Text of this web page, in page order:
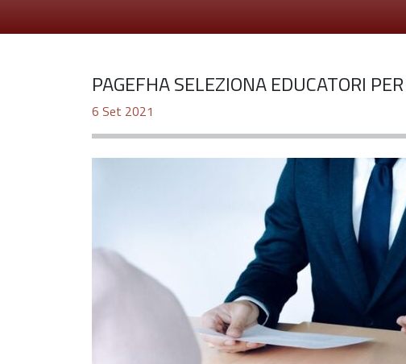
PAGEFHA SELEZIONA EDUCATORI
6 Set 2021